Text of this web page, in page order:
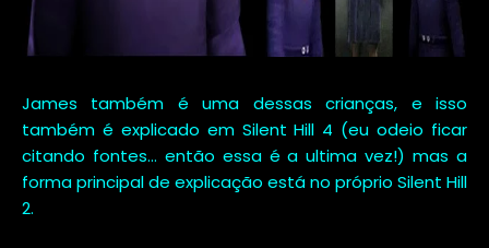
James também é uma dessas crianças, e isso
também é explicado em Silent Hill 4 (eu odeio ficar
citando fontes... então essa é a ultima vez!) mas a
forma principal de explicação está no próprio Silent Hill
2.